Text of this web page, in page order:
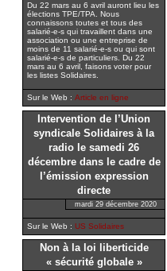
Du 22 mars au 6 avril auront lieu les
élections TPE/TPA. Nous
connaissons toutes et tous des
salarié-e-s qui travaillent dans une
association ou une entreprise de
moins de 11 salarié-e-s ou qui sont
salarié-e-s de particuliers. Du 22
mars au 6 avril, faisons voter pour
les listes Solidaires.
Sur le Web : Article en ligne
Intervention de l’Union
syndicale Solidaires à la
radio le samedi 26
décembre dans le cadre de
l’émission expression
directe
mardi 29 décembre 2020
Sur le Web : US Solidaires
Non à la loi liberticide
« sécurité globale »